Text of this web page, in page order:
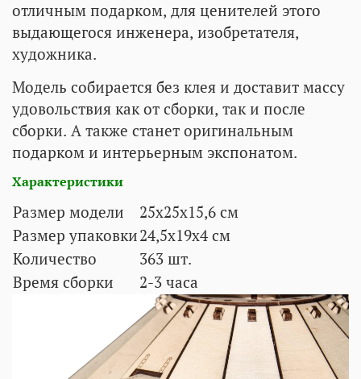
отличным подарком, для ценителей этого
выдающегося инженера, изобретателя,
художника.
Модель собирается без клея и доставит массу
удовольствия как от сборки, так и после
сборки. А также станет оригинальным
подарком и интерьерным экспонатом.
Характеристики
Размер модели
25x25x15,6 см
Размер упаковки24,5x19x4 см
Количество
363 шт.
Время сборки
2-3 часа